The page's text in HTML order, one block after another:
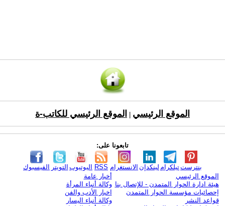
الموقع الرئيسي الموقع الرئيسي للكاتب-ة
تابعونا على:
الفيسبوك التويتر اليوتيوب RSS الانستغرام لينكدإن تيلكرامبنترست
الموقع الرئيسي
هيئة ادارة الحوار المتمدن - للإتصال بنا
إحصائيات مؤسسة الحوار المتمدن
قواعد النشر
أخبار عامة
وكالة أنباء المرأة
اخبار الأدب والفن
وكالة أنباء اليسار